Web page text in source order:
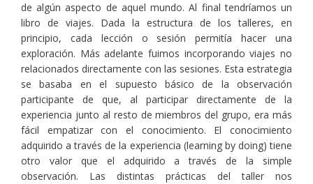
de algún aspecto de aquel mundo. Al final tendríamos un
libro de viajes. Dada la estructura de los talleres, en
principio, cada lección o sesión permitía hacer una
exploración. Más adelante fuimos incorporando viajes no
relacionados directamente con las sesiones. Esta estrategia
se basaba en el supuesto básico de la observación
participante de que, al participar directamente de la
experiencia junto al resto de miembros del grupo, era más
fácil empatizar con el conocimiento. El conocimiento
adquirido a través de la experiencia (learning by doing) tiene
otro valor que el adquirido a través de la simple
observación. Las distintas prácticas del taller nos